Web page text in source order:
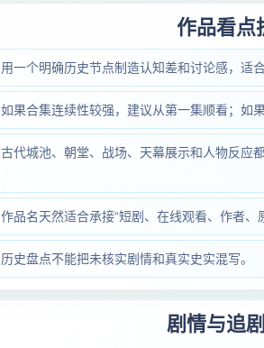
作品看点
用一个明确历史节点制造认知差和讨论感，适
如果合集连续性较强，建议从第一集顺看；如
古代城池、朝堂、战场、天幕展示和人物反应
作品名天然适合承接“短剧、在线观看、作者、
历史盘点不能把未核实剧情和真实史实混写。
剧情与追